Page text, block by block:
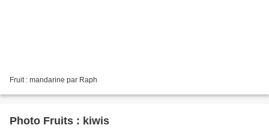
Fruit : mandarine par Raph
Photo Fruits : kiwis